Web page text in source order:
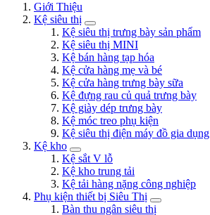
Giới Thiệu
Kệ siêu thị
Kệ siêu thị trưng bày sản phẩm
Kệ siêu thị MINI
Kệ bán hàng tạp hóa
Kệ cửa hàng mẹ và bé
Kệ cửa hàng trưng bày sữa
Kệ đựng rau củ quả trưng bày
Kệ giày dép trưng bày
Kệ móc treo phụ kiện
Kệ siêu thị điện máy đồ gia dụng
Kệ kho
Kệ sắt V lỗ
Kệ kho trung tải
Kệ tải hàng nặng công nghiệp
Phụ kiện thiết bị Siêu Thị
Bàn thu ngân siêu thị